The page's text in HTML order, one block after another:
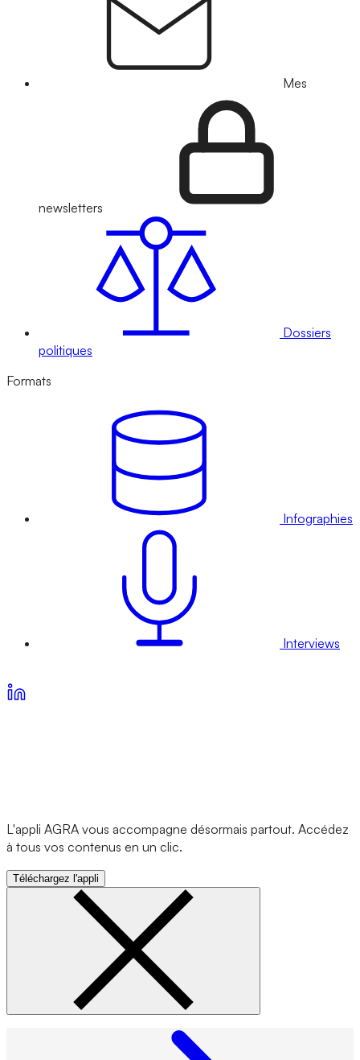
Mes
newsletters
Dossiers
politiques
Formats
Infographies
Interviews
L'appli AGRA vous accompagne désormais partout. Accédez
à tous vos contenus en un clic.
Téléchargez l'appli